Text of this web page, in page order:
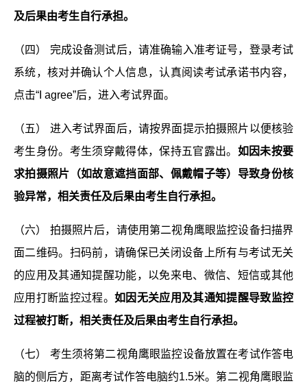
及后果由考生自行承担。
（四） 完成设备测试后，请准确输入准考证号，登录考试
系统，核对并确认个人信息，认真阅读考试承诺书内容，
点击“I agree”后，进入考试界面。
（五） 进入考试界面后，请按界面提示拍摄照片以便核验
考生身份。考生须穿戴得体，保持五官露出。 如因未按要
求拍摄照片（如故意遮挡面部、佩戴帽子等）导致身份核
验异常，相关责任及后果由考生自行承担。
（六） 拍摄照片后，请使用第二视角鹰眼监控设备扫描界
面二维码。扫码前，请确保已关闭设备上所有与考试无关
的应用及其通知提醒功能，以免来电、微信、短信或其他
应用打断监控过程。 如因无关应用及其通知提醒导致监控
过程被打断，相关责任及后果由考生自行承担。
（七） 考生须将第二视角鹰眼监控设备放置在考试作答电
脑的侧后方，距离考试作答电脑约1.5米。第二视角鹰眼监